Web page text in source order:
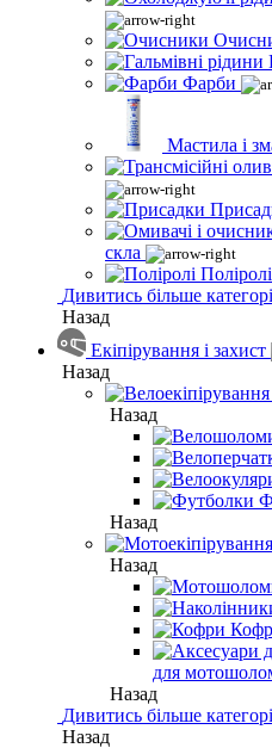
Фарби
Мастила і
скла
Поліролі
Дивитись більше
Назад
Екіпірування і захист
Назад
Назад
Назад
Назад
для
Назад
Дивитись більше
Назад